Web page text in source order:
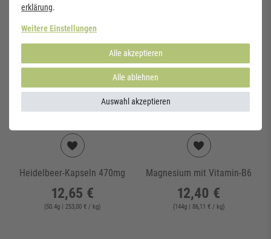
Heidelbeer-Kapseln 470mg
12,65 €
(50.4g| 253,00 € / kg)
Magnesium mit Vitamin-B6
12,40 €
(144g| 86,11 € / kg)
erklärung.
Weitere Einstellungen
Alle akzeptieren
Alle ablehnen
Auswahl akzeptieren